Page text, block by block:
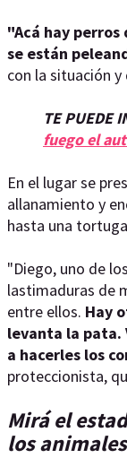
"Acá hay
se están
con la situación
TE PUEDE
fuego el
En el lugar se
allanamiento y
hasta una
"Diego, uno de
lastimaduras de
entre ellos. Hay
levanta la pata.
a hacerles los
proteccionista,
Mirá el
los